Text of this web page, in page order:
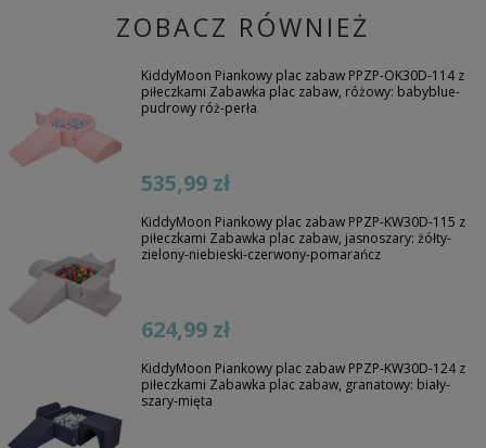
ZOBACZ RÓWNIEŻ
KiddyMoon Piankowy plac zabaw PPZP-OK30D-114 z
piłeczkami Zabawka plac zabaw, różowy: babyblue-
pudrowy róż-perła
535,99 zł
KiddyMoon Piankowy plac zabaw PPZP-KW30D-115 z
piłeczkami Zabawka plac zabaw, jasnoszary: żółty-
zielony-niebieski-czerwony-pomarańcz
624,99 zł
KiddyMoon Piankowy plac zabaw PPZP-KW30D-124 z
piłeczkami Zabawka plac zabaw, granatowy: biały-
szary-mięta